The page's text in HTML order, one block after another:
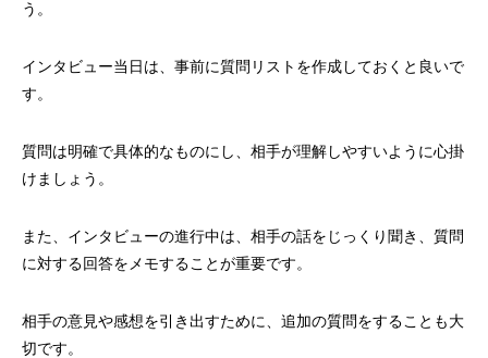
う。
インタビュー当日は、事前に質問リストを作成しておくと良いで
す。
質問は明確で具体的なものにし、相手が理解しやすいように心掛
けましょう。
また、インタビューの進行中は、相手の話をじっくり聞き、質問
に対する回答をメモすることが重要です。
相手の意見や感想を引き出すために、追加の質問をすることも大
切です。